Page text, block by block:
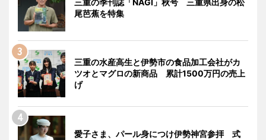
尾芭蕉を特集
三重の水産高生と伊勢市の食品加工会社がカ
ツオとマグロの新商品 累計1500万円の売上
げ
愛子さま、パール身につけ伊勢神宮参拝 式